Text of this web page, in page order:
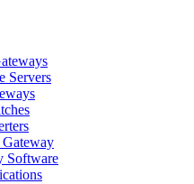
Servers
Gateway
Software